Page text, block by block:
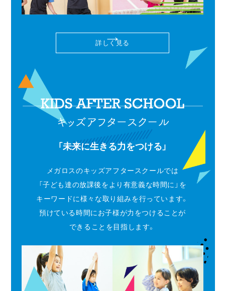
詳しく見る
「未来に生きる力をつける」
メガロスのキッズアフタースクールでは
「子ども達の放課後をより有意義な時間に」を
キーワードに様々な取り組みを行っています。
預けている時間にお子様が力をつけることが
できることを目指します。